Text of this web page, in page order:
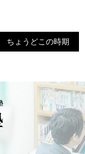
ちょうどこの時期